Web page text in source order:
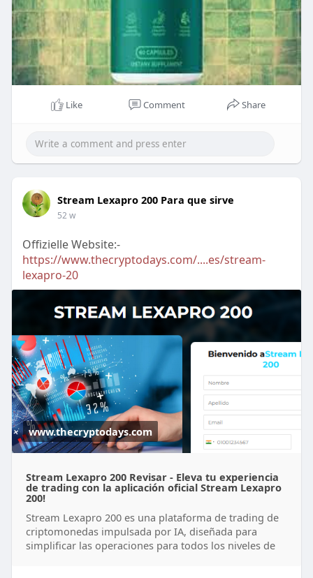
site officiel. Vous bénéficiez d’une livraison rapide,
d’un service client réactif et de conseils
personnalisés.
En résumé, les avis nourix confirment l’efficacité
de ce complément minceur naturel pour ceux qui
souhaitent perdre du poids en toute sécurité et
Like Comment Share
Stream Lexapro 200 Para que sirve
52 w
Offizielle Website:-
https://www.thecryptodays.com/....es/stream-
lexapro-20
www.thecryptodays.com
Stream Lexapro 200 Revisar - Eleva tu experiencia
de trading con la aplicación oficial Stream Lexapro
200!
Stream Lexapro 200 es una plataforma de trading de
criptomonedas impulsada por IA, diseñada para
simplificar las operaciones para todos los niveles de